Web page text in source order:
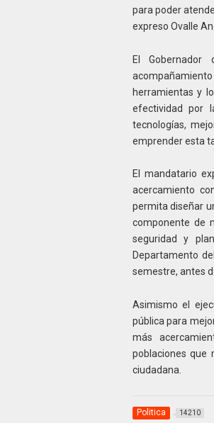
para poder
expreso Ovalle
El
herramientas y
efectividad por
tecnologías,
emprender esta
El mandatario
acercamiento
permita diseñar
componente de
seguridad y
Departamento
semestre, antes
Asimismo el
pública para
más
poblaciones que
ciudadana.
Politica 14210